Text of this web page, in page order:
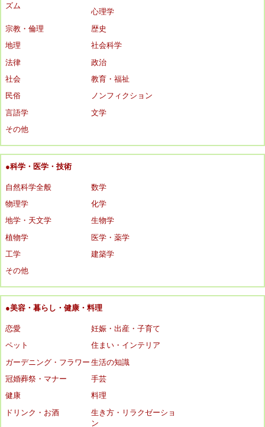
ズム
心理学
宗教・倫理
歴史
地理
社会科学
法律
政治
社会
教育・福祉
民俗
ノンフィクション
言語学
文学
その他
●科学・医学・技術
自然科学全般
数学
物理学
化学
地学・天文学
生物学
植物学
医学・薬学
工学
建築学
その他
●美容・暮らし・健康・料理
恋愛
妊娠・出産・子育て
ペット
住まい・インテリア
ガーデニング・フラワー 生活の知識
冠婚葬祭・マナー
手芸
健康
料理
ドリンク・お酒
生き方・リラクゼーショ
ン